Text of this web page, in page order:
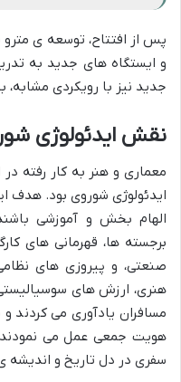
پس از افتتاح، توسعه ی
و ایستگاه های جدید به
جدید نیز با رویکردی
نقش ایدئولوژی
معماری و هنر به کار رفته در
ایدئولوژی شوروی بود. هدف
الهام بخش و آموزشی
برجسته ها، قهرمانی های
صنعتی، و پیروزی های
هنری، ارزش های
مسافران یادآوری می کردند و
هویت جمعی عمل می نمودند.
سفری در دل تاریخ و اندیشه